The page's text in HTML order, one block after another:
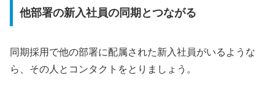
他部署の新入社員の同期とつながる
同期採用で他の部署に配属された新入社員がいるような
ら、その人とコンタクトをとりましょう。